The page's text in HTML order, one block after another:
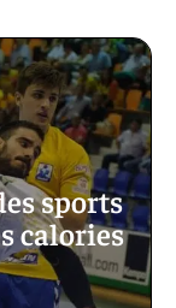
sports
calories